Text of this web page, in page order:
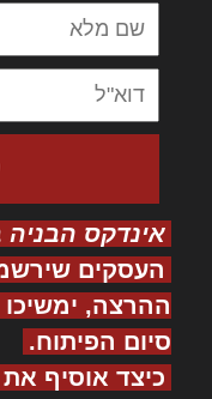
אינדקס הבניה
העסקים
ההרצה,
סיום הפיתוח.
כיצד אוסיף